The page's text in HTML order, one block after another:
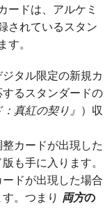
ードは、アルケミ
されているスタン
。
タル限定の新規カ
るスタンダードの
真紅の契り』 ）収
カードが出現した
も手に入ります。
ドが出現した場合
。つまり 両方の